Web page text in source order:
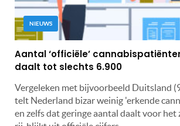
NIEUWS
Aantal ‘officiële’
daalt tot slechts 6.900
Vergeleken met bijvoorbeeld Duitsland
telt Nederland bizar weinig 'erkende
en zelfs dat geringe aantal daalt voor het